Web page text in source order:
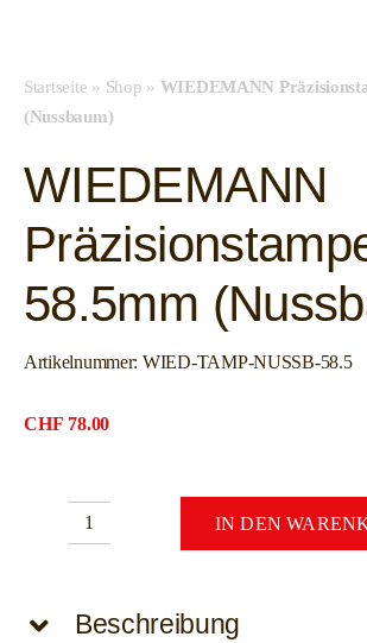
Startseite » Shop » WIEDEMANN
(Nussbaum)
WIEDEMANN
58.5mm
Artikelnummer: WIED-TAMP-NUSSB-58.5
CHF 78.00
(Nussbaum)
IN DEN
Beschreibung